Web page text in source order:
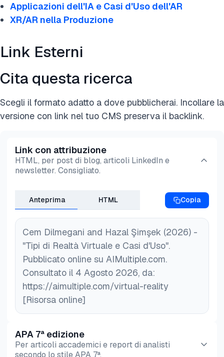
Applicazioni dell'IA e Casi d'Uso dell'AR
XR/AR nella Produzione
Link Esterni
Cita questa ricerca
Scegli il formato adatto a dove pubblicherai. Incollare la
versione con link nel tuo CMS preserva il backlink.
Link con attribuzione
HTML, per post di blog, articoli LinkedIn e
newsletter. Consigliato.
Anteprima HTML Copia
Cem Dilmegani and Hazal Şimşek (2026) -
"Tipi di Realtà Virtuale e Casi d'Uso".
Pubblicato online su AIMultiple.com.
Consultato il 4 Agosto 2026, da:
https://aimultiple.com/virtual-reality
[Risorsa online]
APA 7ª edizione
Per articoli accademici e report di analisti
secondo lo stile APA 7ª.